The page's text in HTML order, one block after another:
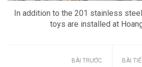
In addition to the 201 stainless
toys are installed at
BÀI TRƯỚC BÀI